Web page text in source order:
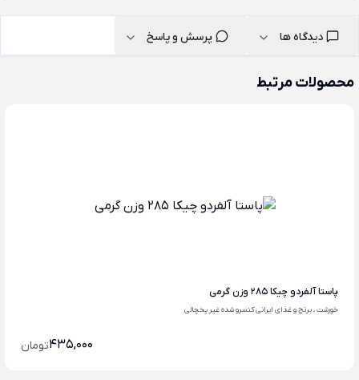
دیدگاه ها پرسش و پاسخ
محصولات مرتبط
پاستا آلفردو چیکا 285 وزن گرمی
خورشت ، برنج و غذای ایرانی کنسرو شده غیر یخچالی
435,000تومان